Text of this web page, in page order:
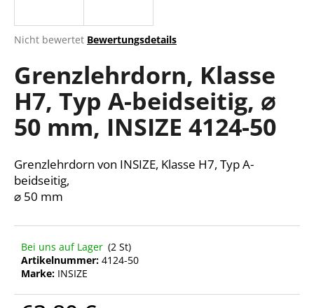
Die
Produktbewertung
ist
0,0
von
5
Sternen.
Nicht bewertet Bewertungsdetails
Grenzlehrdorn, Klasse
H7, Typ A-beidseitig, ⌀
50 mm, INSIZE 4124-50
Grenzlehrdorn von INSIZE, Klasse H7, Typ A-
beidseitig,
⌀ 50 mm
Bei uns auf Lager (2 St)
Artikelnummer: 4124-50
Marke: INSIZE
W
i
e
m
p
f
e
e